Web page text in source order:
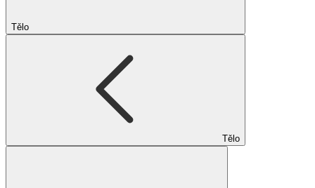
Tělo
Tělo